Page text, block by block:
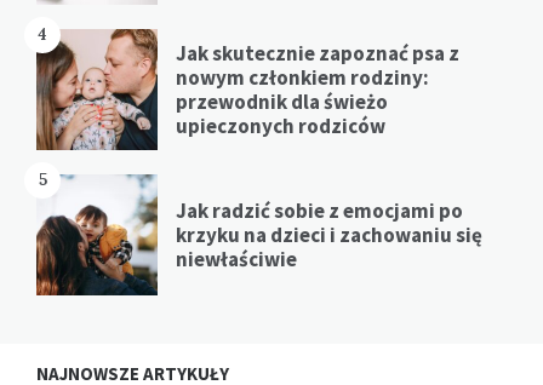
4
Jak skutecznie zapoznać psa z
nowym członkiem rodziny:
przewodnik dla świeżo
upieczonych rodziców
5
Jak radzić sobie z emocjami po
krzyku na dzieci i zachowaniu się
niewłaściwie
NAJNOWSZE ARTYKUŁY